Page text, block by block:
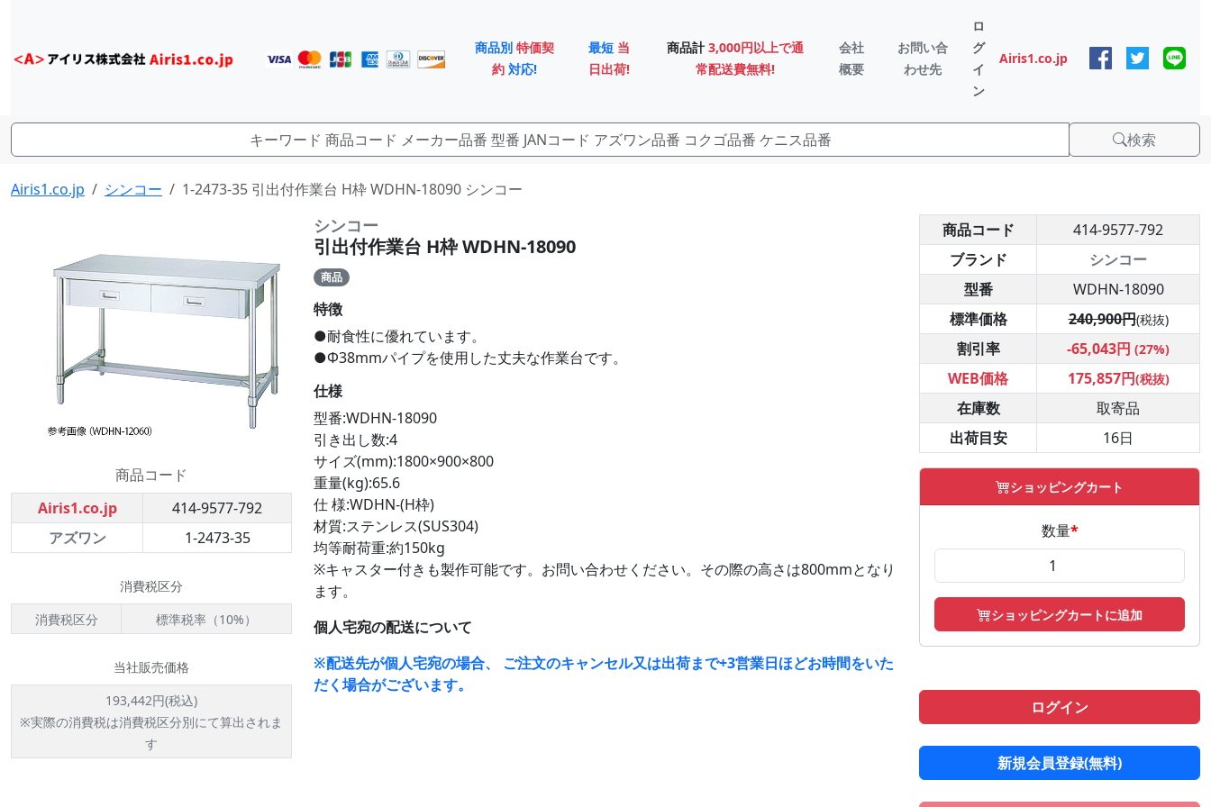
商品別 特価契
約 対応!
最短 当
日出荷!
商品計 3,000円以上で通
常配送費無料!
会社
概要
お問い合
わせ先
ロ
グ
イ
ン
Airis1.co.jp
検索
Airis1.co.jp シンコー 1-2473-35 引出付作業台 H枠 WDHN-18090 シンコー
商品コード
Airis1.co.jp
414-9577-792
アズワン
1-2473-35
消費税区分
消費税区分
標準税率（10%）
当社販売価格
193,442円(税込)
※実際の消費税は消費税区分別にて算出されま
す
シンコー
引出付作業台 H枠 WDHN-18090
商品
特徴
●耐食性に優れています。
●Φ38mmパイプを使用した丈夫な作業台です。
仕様
型番:WDHN-18090
引き出し数:4
サイズ(mm):1800×900×800
重量(kg):65.6
仕 様:WDHN-(H枠)
材質:ステンレス(SUS304)
均等耐荷重:約150kg
※キャスター付きも製作可能です。お問い合わせください。その際の高さは800mmとなり
ます。
個人宅宛の配送について
※配送先が個人宅宛の場合、 ご注文のキャンセル又は出荷まで+3営業日ほどお時間をいた
だく場合がございます。
商品コード
414-9577-792
ブランド
シンコー
型番
WDHN-18090
標準価格
240,900円(税抜)
割引率 -65,043円 (27%)
WEB価格 175,857円(税抜)
在庫数
取寄品
出荷目安
16日
ショッピングカート
数量*
ショッピングカートに追加
ログイン
新規会員登録(無料)